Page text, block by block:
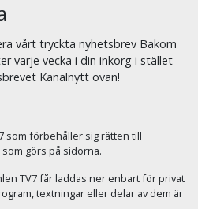
vårt tryckta nyhetsbrev Bakom
varje vecka i din inkorg i stället
Kanalnytt ovan!
som förbehåller sig rätten till
görs på sidorna.
TV7 får laddas ner enbart för privat
textningar eller delar av dem är